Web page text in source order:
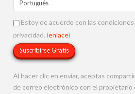
Estoy de acuerdo con las
privacidad. (enlace)
Al hacer clic en enviar, aceptas
de correo electrónico con el propietario